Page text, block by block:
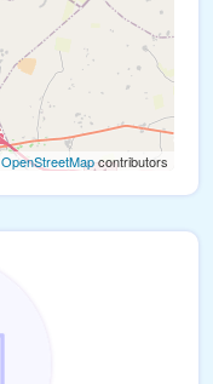
OpenStreetMapcontributors